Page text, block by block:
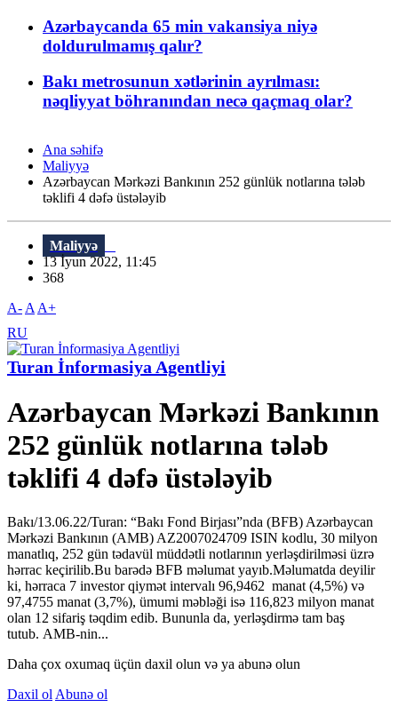
Azərbaycanda 65 min vakansiya niyə
doldurulmamış qalır?
Bakı metrosunun xətlərinin ayrılması:
nəqliyyat böhranından necə qaçmaq olar?
Ana səhifə
Maliyyə
Azərbaycan Mərkəzi Bankının 252 günlük notlarına tələb
təklifi 4 dəfə üstələyib
Maliyyə
13 İyun 2022, 11:45
368
A- A A+
RU
Turan İnformasiya Agentliyi
Azərbaycan Mərkəzi Bankının
252 günlük notlarına tələb
təklifi 4 dəfə üstələyib
Bakı/13.06.22/Turan: “Bakı Fond Birjası”nda (BFB) Azərbaycan
Mərkəzi Bankının (AMB) AZ2007024709 ISIN kodlu, 30 milyon
manatlıq, 252 gün tədavül müddətli notlarının yerləşdirilməsi üzrə
hərrac keçirilib.Bu barədə BFB məlumat yayıb.Məlumatda deyilir
ki, hərraca 7 investor qiymət intervalı 96,9462 manat (4,5%) və
97,4755 manat (3,7%), ümumi məbləği isə 116,823 milyon manat
olan 12 sifariş təqdim edib. Bununla da, yerləşdirmə tam baş
tutub. AMB-nin...
Daha çox oxumaq üçün daxil olun və ya abunə olun
Daxil ol Abunə ol